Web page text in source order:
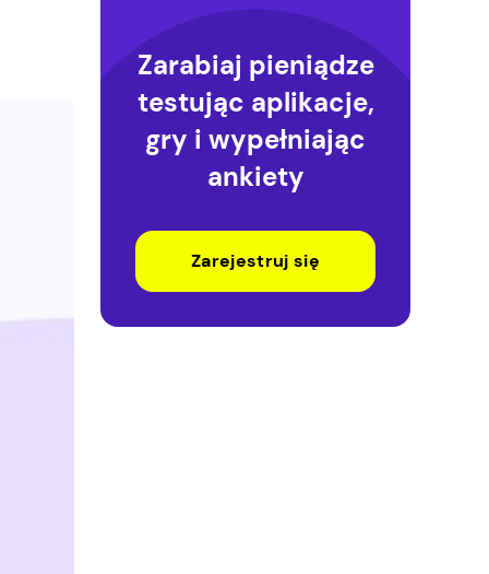
Zarabiaj pieniądze
testując aplikacje,
gry i wypełniając
ankiety
Zarejestruj się